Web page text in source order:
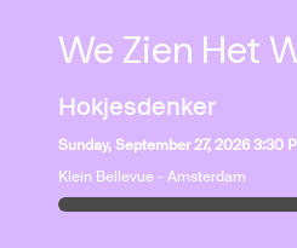
We Zien Het
Hokjesdenker
Sunday, September 27, 2026 3:30
Klein Bellevue - Amsterdam